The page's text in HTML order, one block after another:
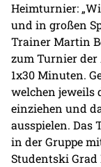
Heimturnier:
und in großen
Trainer Martin
zum Turnier der
1x30 Minuten.
welchen jeweils
einziehen und
ausspielen. Das
in der Gruppe
Studentski Grad